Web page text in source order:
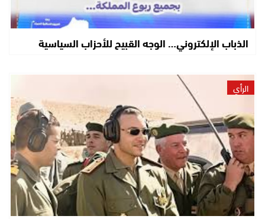
الذباب الإلكتروني… الوجه القبيح للأحزاب السياسية
الرأي